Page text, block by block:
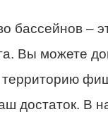
бассейнов –
Вы можете
достаток. В